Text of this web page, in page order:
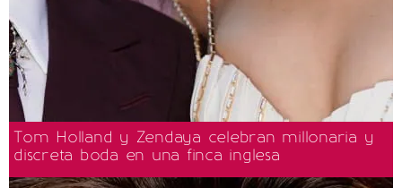
Tom Holland y Zendaya celebran millonaria y
discreta boda en una finca inglesa